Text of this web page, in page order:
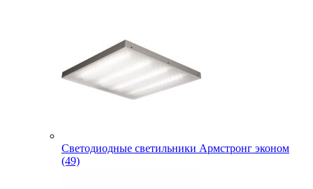
Светодиодные светильники Армстронг эконом
(49)